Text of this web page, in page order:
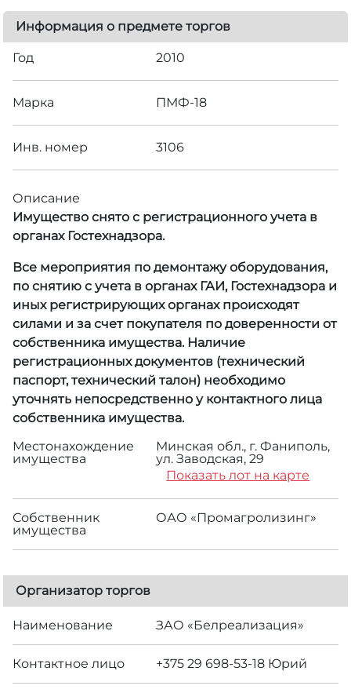
Информация о предмете торгов
Год 2010
Марка ПМФ-18
Инв. номер 3106
Описание
Имущество снято с регистрационного учета в
органах Гостехнадзора.
Все мероприятия по демонтажу оборудования,
по снятию с учета в органах ГАИ, Гостехнадзора и
иных регистрирующих органах происходят
силами и за счет покупателя по доверенности от
собственника имущества. Наличие
регистрационных документов (технический
паспорт, технический талон) необходимо
уточнять непосредственно у контактного лица
собственника имущества.
Местонахождение
имущества
Минская обл., г. Фаниполь,
ул. Заводская, 29
Показать лот на карте
Собственник
имущества
ОАО «Промагролизинг»
Организатор торгов
Наименование ЗАО «Белреализация»
Контактное лицо +375 29 698-53-18 Юрий